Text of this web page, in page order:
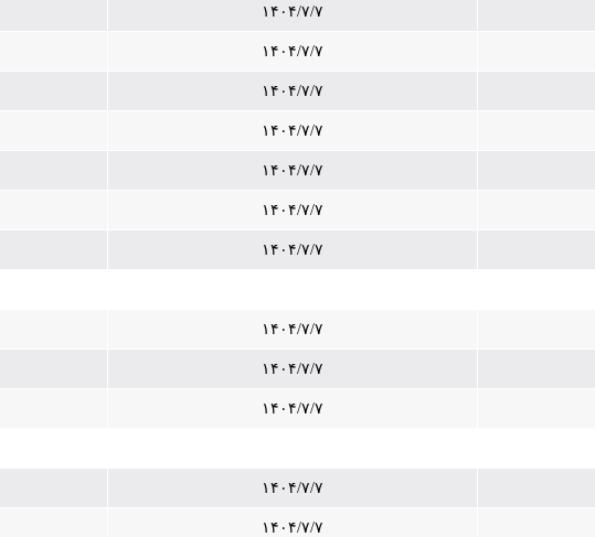
۱۴۰۴/۷/۷
۱۴۰۴/۷/۷
۱۴۰۴/۷/۷
۱۴۰۴/۷/۷
۱۴۰۴/۷/۷
۱۴۰۴/۷/۷
۱۴۰۴/۷/۷
۱۴۰۴/۷/۷
۱۴۰۴/۷/۷
۱۴۰۴/۷/۷
۱۴۰۴/۷/۷
۱۴۰۴/۷/۷